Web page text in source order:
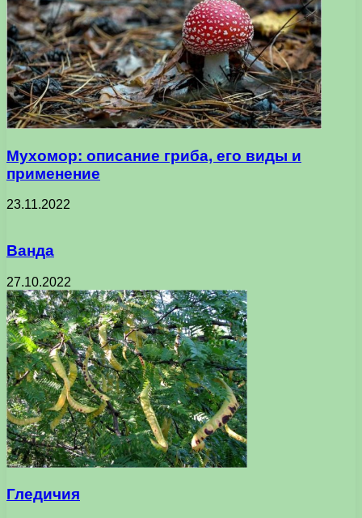
Мухомор: описание гриба, его виды и
применение
23.11.2022
Ванда
27.10.2022
Гледичия